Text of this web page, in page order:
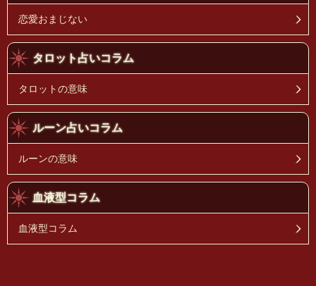
恋愛おまじない
タロット占いコラム
タロットの意味
ルーン占いコラム
ルーンの意味
血液型コラム
血液型コラム